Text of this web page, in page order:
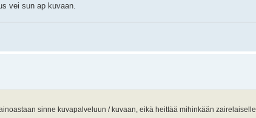
vei sun ap kuvaan.
sinne kuvapalveluun / kuvaan, eikä heittää mihinkään zairelaiselle